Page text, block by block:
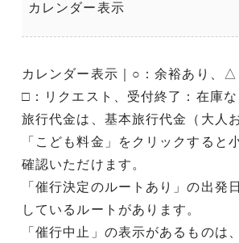
カレンダー表示
カレンダー表示｜○：余裕あり、△
□：リクエスト、受付終了：在庫な
旅行代金は、基本旅行代金（大人
「こども料金」をクリックすると
確認いただけます。
「催行決定のルートあり」の出発
しているルートがあります。
「催行中止」の表示があるものは